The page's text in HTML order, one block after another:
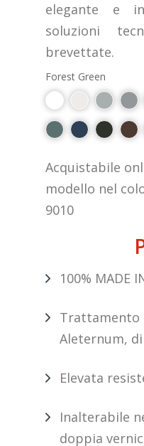
elegante e
soluzioni
brevettate.
Forest Green
Acquistabile
modello nel
9010
100% MADE
Trattamento
Aleternum,
Elevata
Inalterabile
doppia